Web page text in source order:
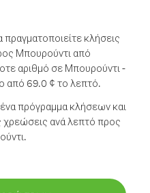
κλήσεις
Μπουρούντι από
αριθμό σε Μπουρούντι -
από 69.0 ¢ το λεπτό.
πρόγραμμα κλήσεων και
χρεώσεις ανά λεπτό προς